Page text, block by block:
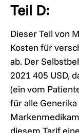
Teil D:
Dieser Teil von
Kosten für
ab. Der
2021 405 USD,
(ein vom
für alle
diesem Tarif